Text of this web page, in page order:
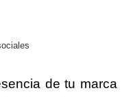
de tu marca